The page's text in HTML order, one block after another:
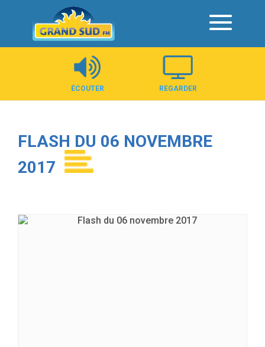
Panneau de gestion des cookies
ÉCOUTER REGARDER
FLASH DU 06 NOVEMBRE
2017